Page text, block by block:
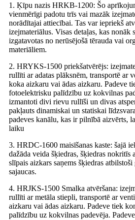
1. Ķīpu nazis HRKB-1200: Šo
vienmērīgi padotu trīs vai mazāk
norādītajai attiecībai. Tas var iepriekš
izejmateriālus. Visas detaļas, kas nonāk
izgatavotas no nerūsējošā tērauda vai
materiāliem.
2. HRYKS-1500 priekšatvērējs:
rullīti ar adatas plāksnēm, transportē ar
koka aizkaru vai ādas aizkaru. Padeve
fotoelektrisku palīdzību uz kokvilnas
izmantoti divi rievu rullīši un divas
pakļauts dinamiskai un statiskai
padeves kanālu, kas ir pilnībā aizvērts,
laiku
3. HRDC-1600 maisīšanas kaste: šajā
dažāda veida šķiedras, šķiedras nokritīs
slīpais aizkars saņems šķiedras
sajaucas.
4. HRJKS-1500 Smalka atvēršana:
rullīti ar metāla stiepli, transportē ar
aizkaru vai ādas aizkaru. Padeve tiek
palīdzību uz kokvilnas padevēja.